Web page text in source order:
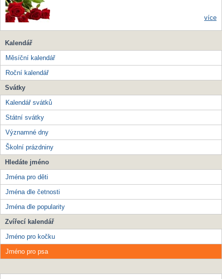
více
Kalendář
Měsíční kalendář
Roční kalendář
Svátky
Kalendář svátků
Státní svátky
Významné dny
Školní prázdniny
Hledáte jméno
Jména pro děti
Jména dle četnosti
Jména dle popularity
Zvířecí kalendář
Jméno pro kočku
Jméno pro psa